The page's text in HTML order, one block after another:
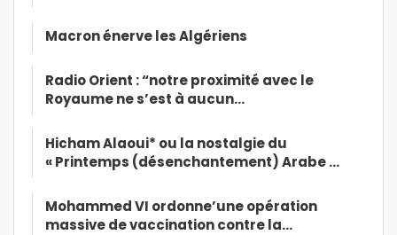
Macron énerve les Algériens
Radio Orient : “notre proximité avec le
Royaume ne s’est à aucun…
Hicham Alaoui* ou la nostalgie du
« Printemps (désenchantement) Arabe …
Mohammed VI ordonne’une opération
massive de vaccination contre la…